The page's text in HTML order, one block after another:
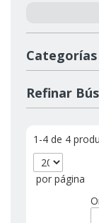
Categorías
Refinar
1-4 de 4
por página